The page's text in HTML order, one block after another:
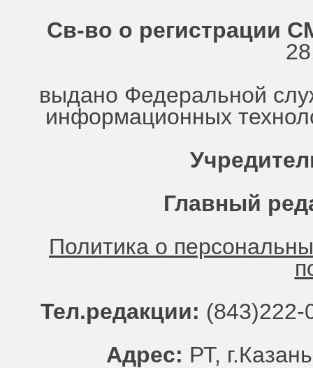
Св-во о регистрации
выдано Федеральной
информационных
Главный
Политика о
Тел.редакции:
Адрес: РТ,